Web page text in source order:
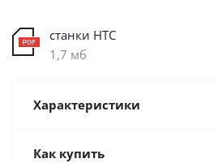
станки HТC
1,7 мб
Характеристики
Как купить